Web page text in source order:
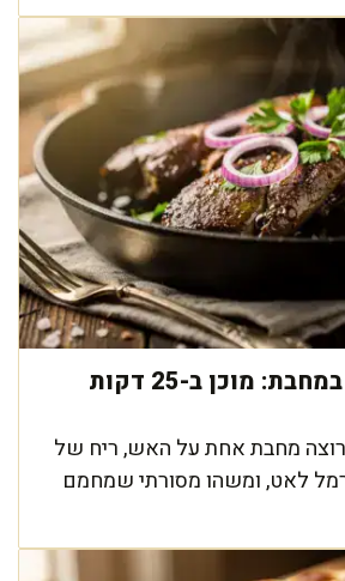
כבד עוף מפנק במחבת: מוכן ב-25 דקות
מחבת אחת על האש, ריח של
לאט, ומשהו מסורתי שמחמם